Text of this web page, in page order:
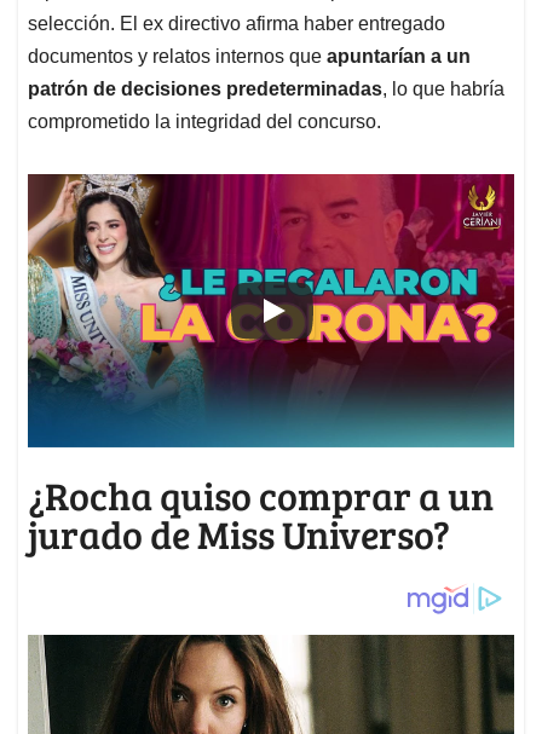
selección. El ex directivo afirma haber entregado
documentos y relatos internos que apuntarían a un
patrón de decisiones predeterminadas, lo que habría
comprometido la integridad del concurso.
¿Rocha quiso comprar a un
jurado de Miss Universo?